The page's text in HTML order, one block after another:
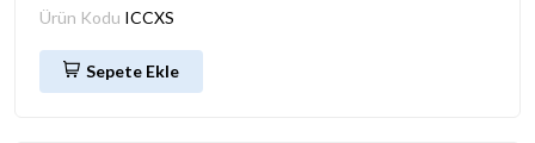
Ürün Kodu ICCXS
Sepete Ekle